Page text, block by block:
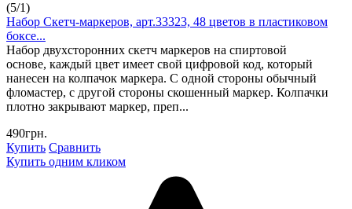
(5/1)
Набор Скетч-маркеров, арт.33323, 48 цветов в пластиковом
боксе...
Набор двухсторонних скетч маркеров на спиртовой
основе, каждый цвет имеет свой цифровой код, который
нанесен на колпачок маркера. С одной стороны обычный
фломастер, с другой стороны скошенный маркер. Колпачки
плотно закрывают маркер, преп...
490грн.
Купить Сравнить
Купить одним кликом